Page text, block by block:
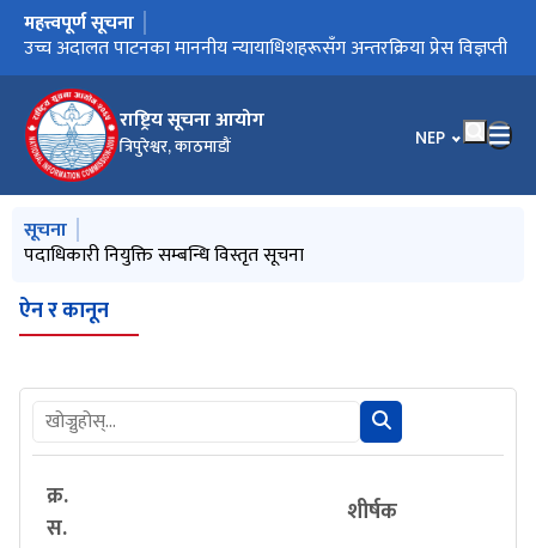
राष्ट्रिय सूचना आयोग
त्रिपुरेश्वर, काठमाडौं भाषा चयन गर्नुहोस्
NEP
मुख्य नेभिगेसनमा जानुहोस्
महत्त्वपूर्ण सूचना
पदाधिकारी नियुक्ति सम्बन्धि विस्तृत सूचना
उच्च अदालत पाटनका माननीय न्यायाधिशहरूसँग अन्तरक्रिया प्रेस विज्ञप्ती
पुनरावेदन उपरको आदेशहरु
१९ औ राष्ट्रिय सूचना दिवस
मुख्य नेभिगेसनमा जानुहोस्
सूचना
पदाधिकारी नियुक्ति सम्बन्धि विस्तृत सूचना
ऐन र कानून
क्र.
स.
शीर्षक